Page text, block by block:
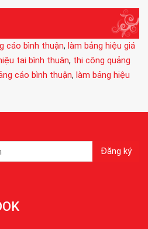
cáo bình thuận, làm bảng hiệu giá
tai bình thuân, thi công quảng
cáo bình thuận, làm bảng hiệu